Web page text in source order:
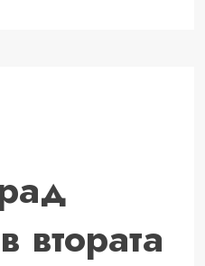
часовници
втората